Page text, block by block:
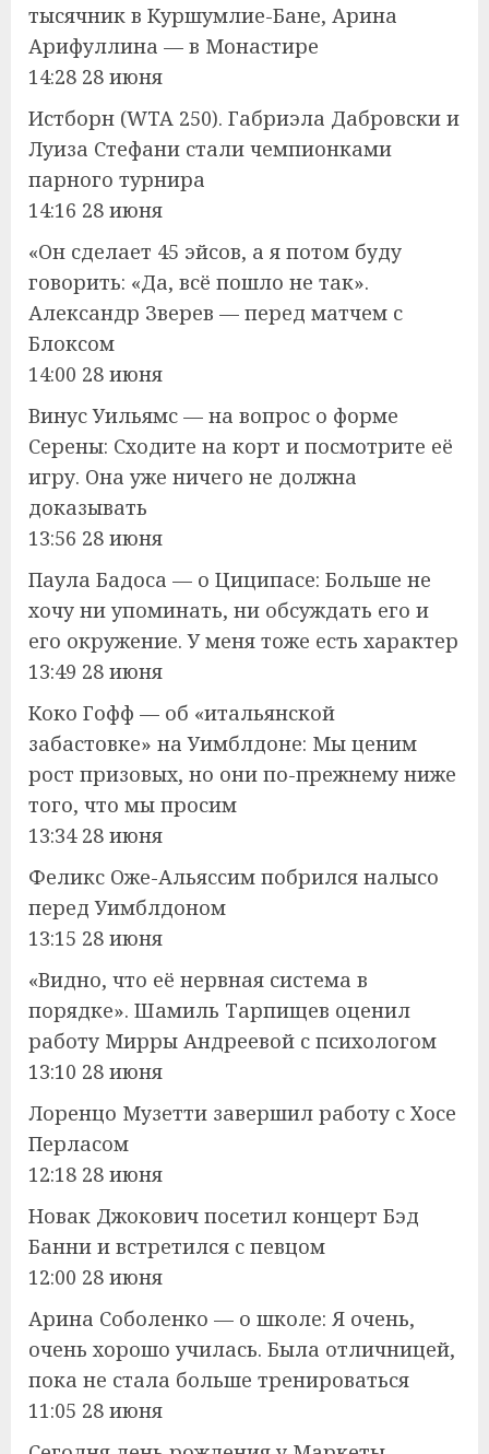
тысячник в Куршумлие-Бане, Арина
Арифуллина — в Монастире
14:28 28 июня
Истборн (WTA 250). Габриэла Дабровски и
Луиза Стефани стали чемпионками
парного турнира
14:16 28 июня
«Он сделает 45 эйсов, а я потом буду
говорить: «Да, всё пошло не так».
Александр Зверев — перед матчем с
Блоксом
14:00 28 июня
Винус Уильямс — на вопрос о форме
Серены: Сходите на корт и посмотрите её
игру. Она уже ничего не должна
доказывать
13:56 28 июня
Паула Бадоса — о Циципасе: Больше не
хочу ни упоминать, ни обсуждать его и
его окружение. У меня тоже есть характер
13:49 28 июня
Коко Гофф — об «итальянской
забастовке» на Уимблдоне: Мы ценим
рост призовых, но они по-прежнему ниже
того, что мы просим
13:34 28 июня
Феликс Оже-Альяссим побрился налысо
перед Уимблдоном
13:15 28 июня
«Видно, что её нервная система в
порядке». Шамиль Тарпищев оценил
работу Мирры Андреевой с психологом
13:10 28 июня
Лоренцо Музетти завершил работу с Хосе
Перласом
12:18 28 июня
Новак Джокович посетил концерт Бэд
Банни и встретился с певцом
12:00 28 июня
Арина Соболенко — о школе: Я очень,
очень хорошо училась. Была отличницей,
пока не стала больше тренироваться
11:05 28 июня